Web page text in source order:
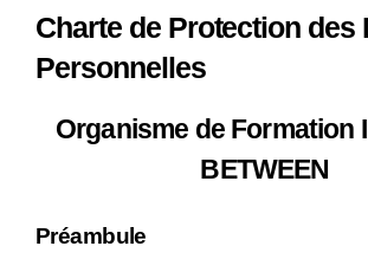
Charte de Protection des
Personnelles
Organisme de Formation
BETWEEN
Préambule